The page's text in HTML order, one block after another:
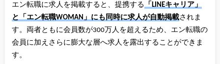
エン転職に求人を掲載すると、提携する
「LINEキャリア」
と「エン転職WOMAN」にも同時に求人が自動掲載されま
す。両者ともに会員数が300万人を超えるため、エン転職の
会員に加えさらに膨大な層へ求人を露出することができま
す。